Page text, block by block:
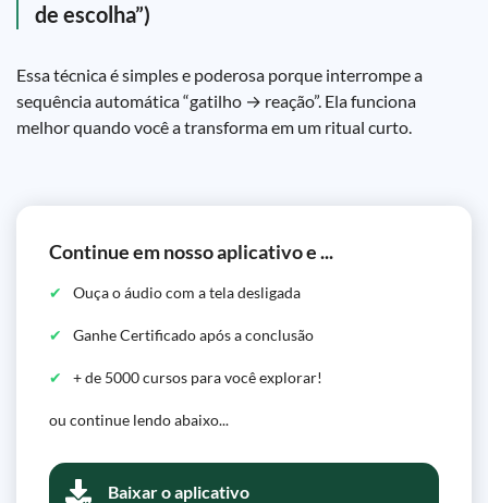
de escolha”)
Essa técnica é simples e poderosa porque interrompe a
sequência automática “gatilho → reação”. Ela funciona
melhor quando você a transforma em um ritual curto.
Continue em nosso aplicativo e ...
Ouça o áudio com a tela desligada
Ganhe Certificado após a conclusão
+ de 5000 cursos para você explorar!
ou continue lendo abaixo...
Baixar o aplicativo